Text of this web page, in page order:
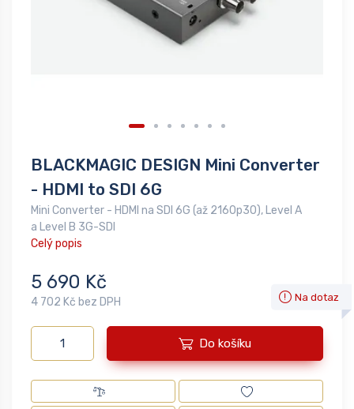
BLACKMAGIC DESIGN Mini Converter
- HDMI to SDI 6G
Mini Converter - HDMI na SDI 6G (až 2160p30), Level A
a Level B 3G-SDI
Celý popis
5 690 Kč
4 702 Kč bez DPH Na dotaz
Do košíku